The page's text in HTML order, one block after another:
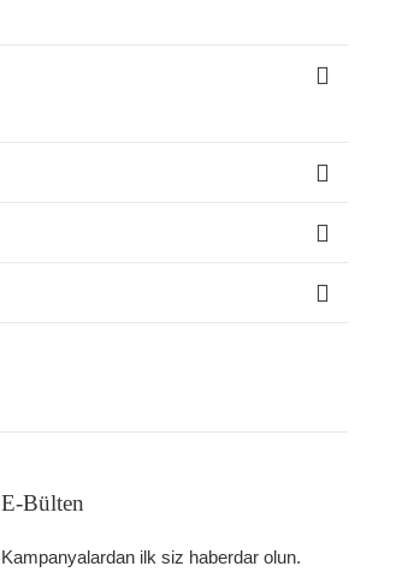
E-Bülten
Kampanyalardan ilk siz haberdar olun.